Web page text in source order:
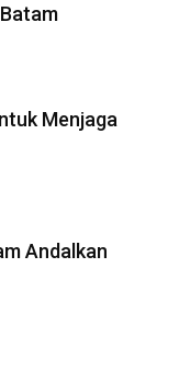
Menjaga
Andalkan